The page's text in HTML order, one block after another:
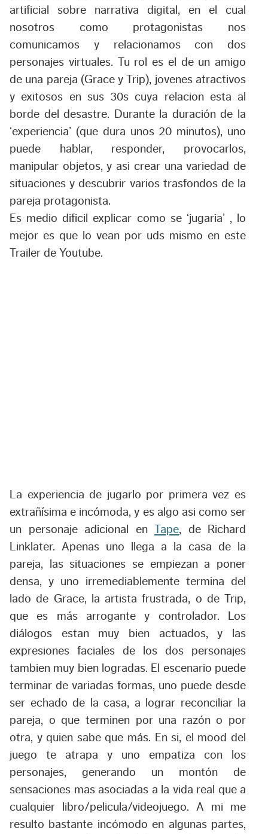
artificial sobre narrativa digital, en el cual
nosotros como protagonistas nos
comunicamos y relacionamos con dos
personajes virtuales. Tu rol es el de un amigo
de una pareja (Grace y Trip), jovenes atractivos
y exitosos en sus 30s cuya relacion esta al
borde del desastre. Durante la duración de la
‘experiencia’ (que dura unos 20 minutos), uno
puede hablar, responder, provocarlos,
manipular objetos, y asi crear una variedad de
situaciones y descubrir varios trasfondos de la
pareja protagonista.
Es medio dificil explicar como se ‘jugaria’ , lo
mejor es que lo vean por uds mismo en este
Trailer de Youtube.
La experiencia de jugarlo por primera vez es
extrañísima e incómoda, y es algo asi como ser
un personaje adicional en Tape, de Richard
Linklater. Apenas uno llega a la casa de la
pareja, las situaciones se empiezan a poner
densa, y uno irremediablemente termina del
lado de Grace, la artista frustrada, o de Trip,
que es más arrogante y controlador. Los
diálogos estan muy bien actuados, y las
expresiones faciales de los dos personajes
tambien muy bien logradas. El escenario puede
terminar de variadas formas, uno puede desde
ser echado de la casa, a lograr reconciliar la
pareja, o que terminen por una razón o por
otra, y quien sabe que más. En si, el mood del
juego te atrapa y uno empatiza con los
personajes, generando un montón de
sensaciones mas asociadas a la vida real que a
cualquier libro/pelicula/videojuego. A mi me
resulto bastante incómodo en algunas partes,